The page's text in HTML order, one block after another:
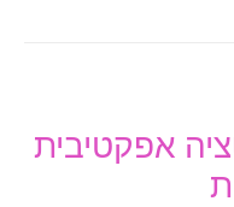
אפקטיבית